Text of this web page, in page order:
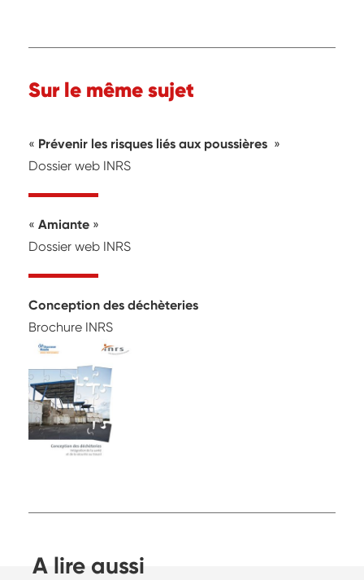
Sur le même sujet
Prévenir les risques liés aux poussières
Dossier web INRS
Amiante
Dossier web INRS
Conception des déchèteries
Brochure INRS
A lire aussi